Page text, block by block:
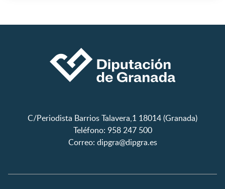
C/Periodista Barrios Talavera,1 18014 (Granada)
Teléfono: 958 247 500
Correo: dipgra@dipgra.es